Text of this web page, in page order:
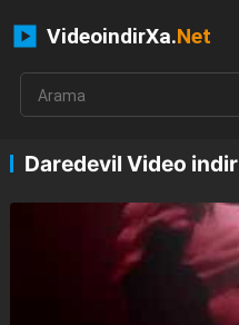
VideoindirXa.Net
Daredevil Video indir